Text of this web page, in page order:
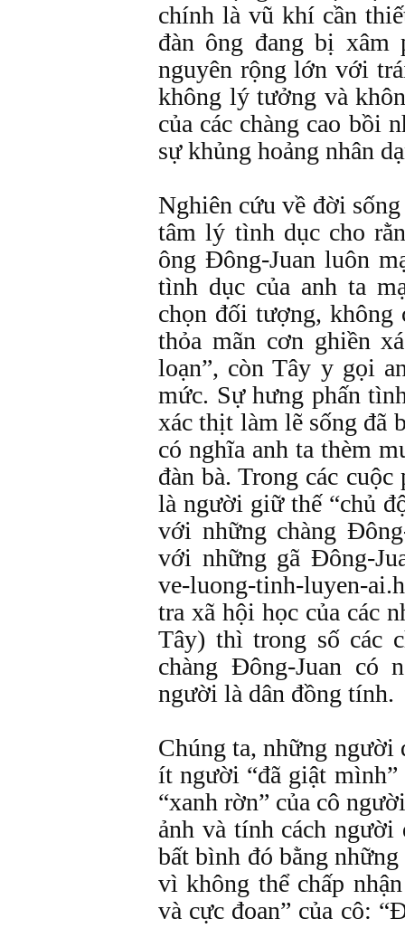
chính là vũ khí cần
đàn ông đang bị xâm
nguyên rộng lớn với
không lý tưởng và
của các chàng cao bồi
sự khủng hoảng nhân
Nghiên cứu về đời
tâm lý tình dục cho
ông Đông-Juan luôn
tình dục của anh ta
chọn đối tượng, không
thỏa mãn cơn ghiền
loạn”, còn Tây y gọi
mức. Sự hưng phấn
xác thịt làm lẽ sống đã
có nghĩa anh ta thèm
đàn bà. Trong các
là người giữ thế “chủ
với những chàng
với những gã Đông-
ve-luong-tinh-luyen-
tra xã hội học của các
Tây) thì trong số các
chàng Đông-Juan có
người là dân đồng tính.
Chúng ta, những người
ít người “đã giật
“xanh rờn” của cô
ảnh và tính cách người
bất bình đó bằng
vì không thể chấp
và cực đoan” của cô: